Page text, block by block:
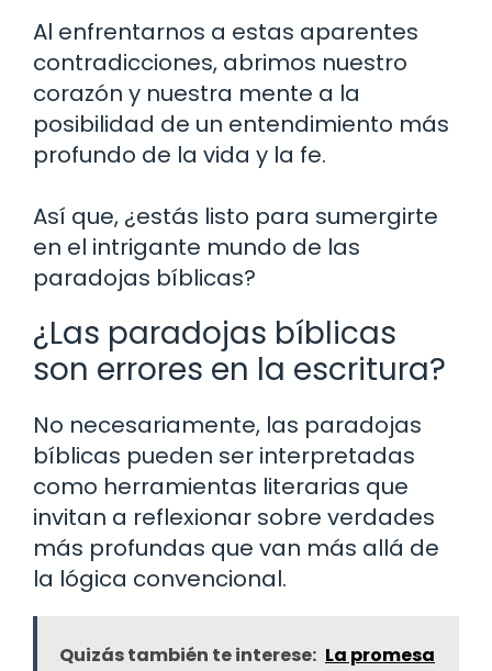
Al enfrentarnos a estas aparentes
contradicciones, abrimos nuestro
corazón y nuestra mente a la
posibilidad de un entendimiento más
profundo de la vida y la fe.
Así que, ¿estás listo para sumergirte
en el intrigante mundo de las
paradojas bíblicas?
¿Las paradojas bíblicas
son errores en la escritura?
No necesariamente, las paradojas
bíblicas pueden ser interpretadas
como herramientas literarias que
invitan a reflexionar sobre verdades
más profundas que van más allá de
la lógica convencional.
Quizás también te interese: La promesa